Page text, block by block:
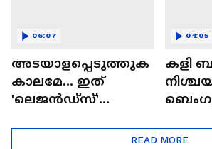
അടയാളപ്പെടുത്തുക
കാലമേ... ഇത്
'ലെജൻഡ്‌സ്'
അവസാന ലോകകപ്പ്
06:07
കളി
04:05
READ MORE